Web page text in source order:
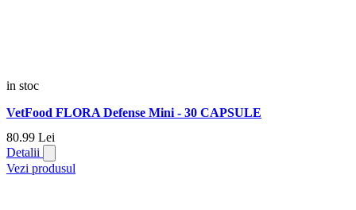
in stoc
VetFood FLORA Defense Mini - 30 CAPSULE
80.99 Lei
Detalii
Vezi produsul